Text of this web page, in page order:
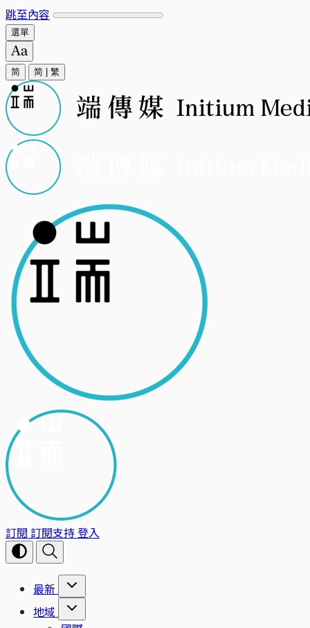
跳至內容
選單
简 简 繁
訂閱 訂閱支持登入
最新
地域